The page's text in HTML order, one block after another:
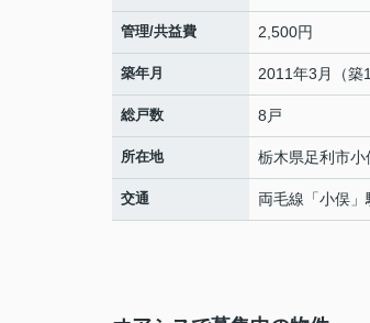
管理/共益費 2,500円
築年月 2011年3月（築
総戸数 8戸
所在地 栃木県足利市小
交通 両毛線 「小俣